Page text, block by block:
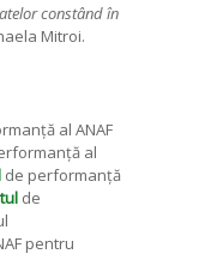
constând în
Mitroi.
al ANAF
al
de performanță
de
pentru